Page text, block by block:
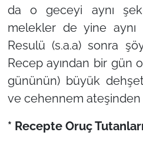
da o geceyi aynı
melekler de yine aynı
Resulü (s.a.a) sonra
Recep ayından bir gün
gününün) büyük
ve cehennem ateşinden
* Recepte Oruç